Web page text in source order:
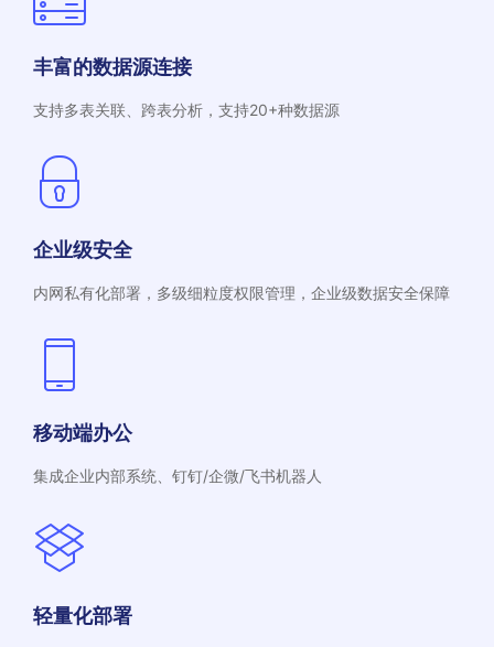
丰富的数据源连接
支持多表关联、跨表分析，支持20+种数据源
企业级安全
内网私有化部署，多级细粒度权限管理，企业级数据安全保障
移动端办公
集成企业内部系统、钉钉/企微/飞书机器人
轻量化部署